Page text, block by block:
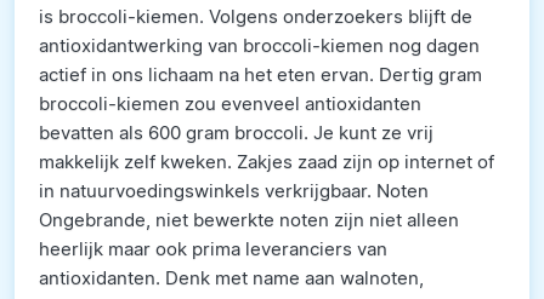
is broccoli-kiemen. Volgens onderzoekers blijft de
antioxidantwerking van broccoli-kiemen nog dagen
actief in ons lichaam na het eten ervan. Dertig gram
broccoli-kiemen zou evenveel antioxidanten
bevatten als 600 gram broccoli. Je kunt ze vrij
makkelijk zelf kweken. Zakjes zaad zijn op internet of
in natuurvoedingswinkels verkrijgbaar. Noten
Ongebrande, niet bewerkte noten zijn niet alleen
heerlijk maar ook prima leveranciers van
antioxidanten. Denk met name aan walnoten,